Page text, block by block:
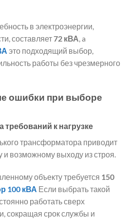
в электроэнергии,
составляет72 кВА, a
это подходящий выбор,
работы без чрезмерного
ошибки при выборе
к нагрузке
трансформатора приводит
и возможному выходу из строя.
объекту требуется 150
100 кВА Если выбрать такой
работать сверх
сокращая срок службы и